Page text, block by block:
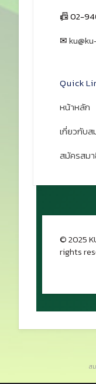
📠 02-
✉
Quick
หน้าหลัก
เกี่ยวกับส
สมัครสม
© 2025
rights
ส